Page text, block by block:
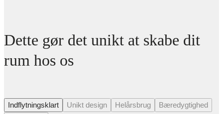
Dette gør det unikt at skabe dit
rum hos os
Indflytningsklart Unikt design Helårsbrug
Bæredygtighed